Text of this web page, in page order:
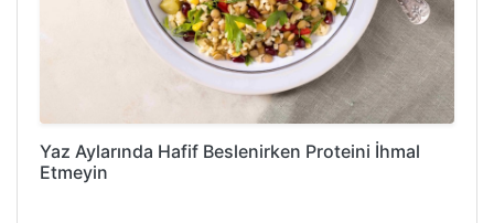
Yaz Aylarında Hafif Beslenirken Proteini İhmal
Etmeyin